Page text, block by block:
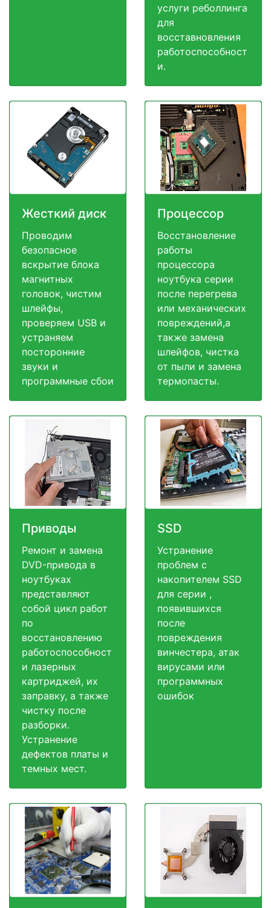
услуги реболлинга
для
восставновления
работоспособност
и.
Жесткий диск
Проводим
безопасное
вскрытие блока
магнитных
головок, чистим
шлейфы,
проверяем USB и
устраняем
посторонние
звуки и
программные сбои
Процессор
Восстановление
работы
процессора
ноутбука серии
после перегрева
или механических
повреждений,а
также замена
шлейфов, чистка
от пыли и замена
термопасты.
Приводы
Ремонт и замена
DVD-привода в
ноутбуках
представляют
собой цикл работ
по
восстановлению
работоспособност
и лазерных
картриджей, их
заправку, а также
чистку после
разборки.
Устранение
дефектов платы и
темных мест.
SSD
Устранение
проблем с
накопителем SSD
для серии ,
появившихся
после
повреждения
винчестера, атак
вирусами или
программных
ошибок